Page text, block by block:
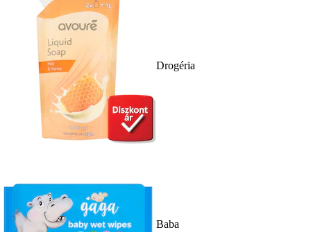
Drogéria
Baba